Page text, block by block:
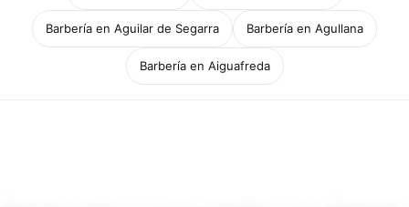
Barbería en Aguilar de Segarra Barbería en Agullana
Barbería en Aiguafreda